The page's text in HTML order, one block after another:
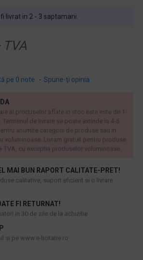
livrat in 2 - 3 saptamani.
pe 0 note. - Spune-ţi opinia
TVA
MAI BUN RAPORT CALITATE-PRET!
calitative, suport eficient si o livrare
FI RETURNAT!
in 30 de zile de la achizitie
si pe www.e-licitatie.ro
al produselor aflate in stoc este este de 1-
Termenul de livrare se poate extinde la 4-5
anumite categorii de produse sau in
voluminoase. Livram gratuit pentru produse
TVA, cu exceptia produselor voluminoase.